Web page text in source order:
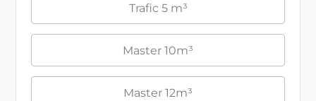
Trafic 5 m³
Master 10m³
Master 12m³